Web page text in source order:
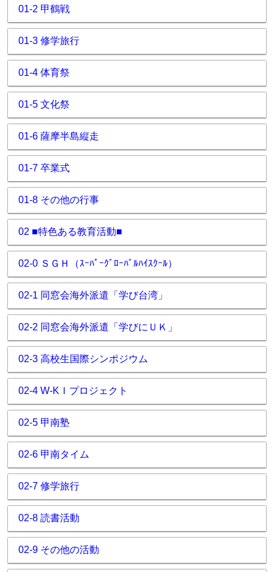
01-2 甲鶴戦
01-3 修学旅行
01-4 体育祭
01-5 文化祭
01-6 薩摩半島縦走
01-7 卒業式
01-8 その他の行事
02 ■特色ある教育活動■
02-0 ＳＧＨ（ｽｰﾊﾟｰｸﾞﾛｰﾊﾞﾙﾊｲｽｸｰﾙ）
02-1 同窓会海外派遣「学び台湾」
02-2 同窓会海外派遣「学びにＵＫ」
02-3 高校生国際シンポジウム
02-4 W-KＩプロジェクト
02-5 甲南塾
02-6 甲南タイム
02-7 修学旅行
02-8 読書活動
02-9 その他の活動